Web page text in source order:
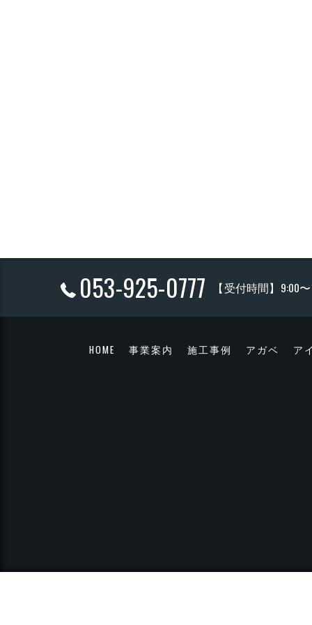
053-925-0777 【受付時間】9:00
HOME 事業案内 施工事例 アガベ ア